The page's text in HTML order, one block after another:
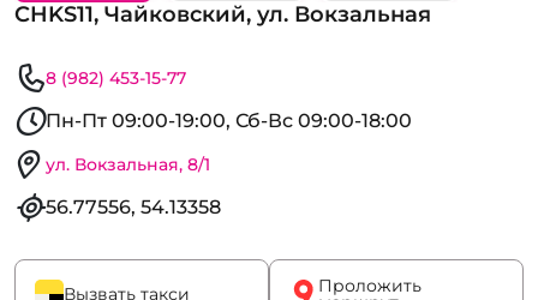
CHKS11, Чайковский, ул. Вокзальная
8 (982) 453-15-77
Пн-Пт 09:00-19:00, Сб-Вс 09:00-18:00
ул. Вокзальная, 8/1
56.77556, 54.13358
Вызвать такси Проложить